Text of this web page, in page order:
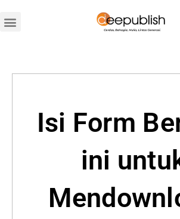
ke
Isi Form
ini